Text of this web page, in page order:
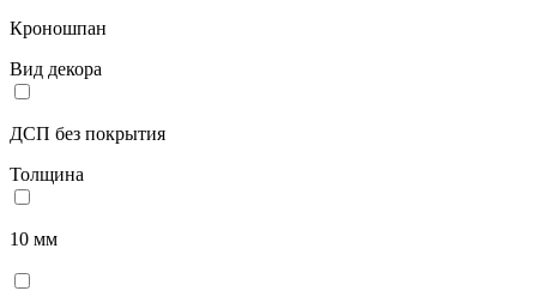
Кроношпан
Вид декора
ДСП без покрытия
Толщина
10 мм